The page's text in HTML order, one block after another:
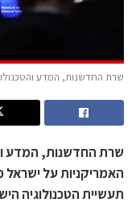
שרת החדשנות, המדע
שרת החדשנות, המדע
האמריקניות על
תעשיית הטכנולוגיה